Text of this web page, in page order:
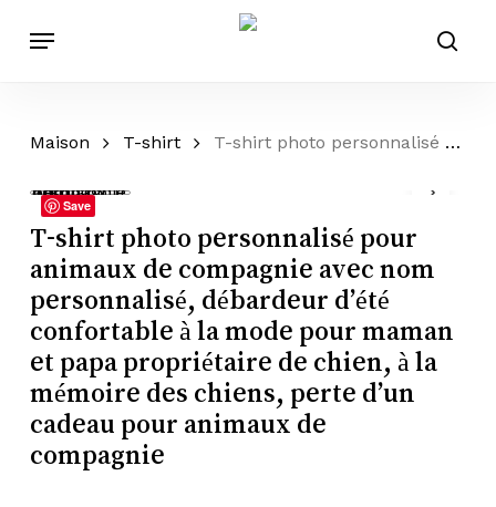
Menu
Maison T-shirt T-shirt photo personnalisé pour animaux de compagnie avec nom personnalisé, débardeur d’été confortable à la mode pour maman et papa propriétaire de chien, à la mémoire des chiens, perte d’un cadeau pour animaux de compagnie
Save
T-shirt photo personnalisé pour
animaux de compagnie avec nom
personnalisé, débardeur d’été
confortable à la mode pour maman
et papa propriétaire de chien, à la
mémoire des chiens, perte d’un
cadeau pour animaux de
compagnie